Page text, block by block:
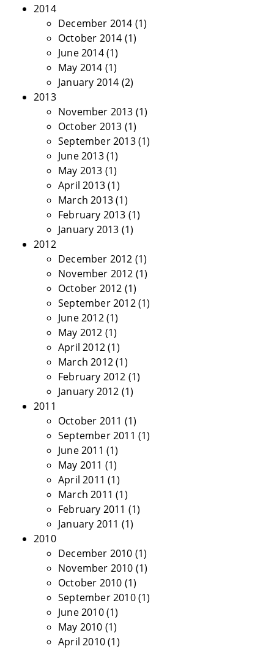
2014
December 2014 (1)
October 2014 (1)
June 2014(1)
May 2014 (1)
January 2014 (2)
2013
November 2013 (1)
October 2013 (1)
September 2013(1)
June 2013(1)
May 2013 (1)
April 2013(1)
March 2013(1)
February 2013 (1)
January 2013 (1)
2012
December 2012 (1)
November 2012 (1)
October 2012 (1)
September 2012(1)
June 2012(1)
May 2012 (1)
April 2012(1)
March 2012(1)
February 2012 (1)
January 2012 (1)
2011
October 2011 (1)
September 2011 (1)
June 2011 (1)
May 2011 (1)
April 2011 (1)
March 2011 (1)
February 2011 (1)
January 2011 (1)
2010
December 2010 (1)
November 2010 (1)
October 2010 (1)
September 2010(1)
June 2010(1)
May 2010 (1)
April 2010(1)